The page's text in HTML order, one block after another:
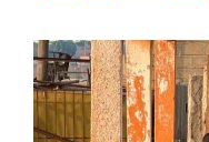
bo
ok
tt
er
ail